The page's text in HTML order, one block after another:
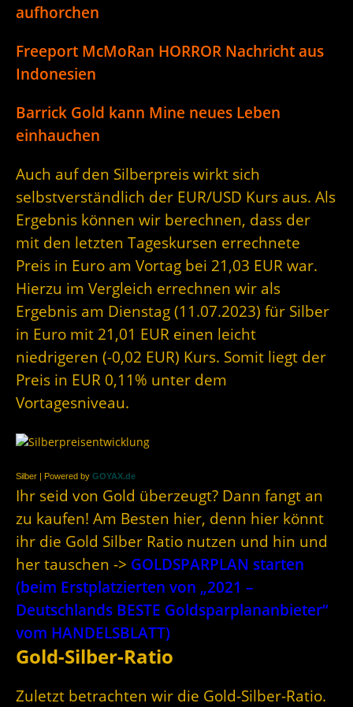
aufhorchen
Freeport McMoRan HORROR Nachricht aus
Indonesien
Barrick Gold kann Mine neues Leben
einhauchen
Auch auf den Silberpreis wirkt sich
selbstverständlich der EUR/USD Kurs aus. Als
Ergebnis können wir berechnen, dass der
mit den letzten Tageskursen errechnete
Preis in Euro am Vortag bei 21,03 EUR war.
Hierzu im Vergleich errechnen wir als
Ergebnis am Dienstag (11.07.2023) für Silber
in Euro mit 21,01 EUR einen leicht
niedrigeren (-0,02 EUR) Kurs. Somit liegt der
Preis in EUR 0,11% unter dem
Vortagesniveau.
Silber | Powered by GOYAX.de
Ihr seid von Gold überzeugt? Dann fangt an
zu kaufen! Am Besten hier, denn hier könnt
ihr die Gold Silber Ratio nutzen und hin und
her tauschen -> GOLDSPARPLAN starten
(beim Erstplatzierten von „2021 –
Deutschlands BESTE Goldsparplananbieter“
vom HANDELSBLATT)
Gold-Silber-Ratio
Zuletzt betrachten wir die Gold-Silber-Ratio.